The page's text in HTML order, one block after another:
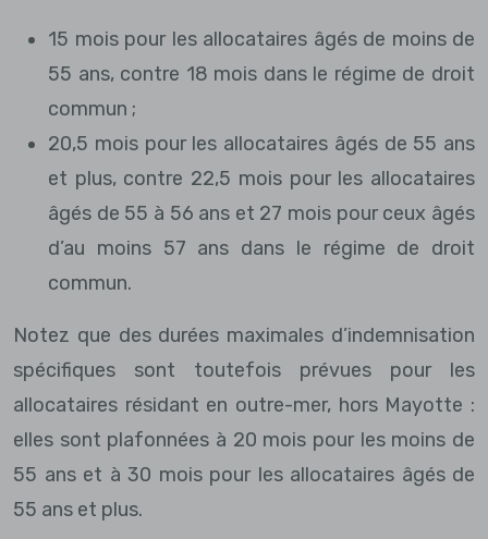
15 mois pour les allocataires âgés de moins de
55 ans, contre 18 mois dans le régime de droit
commun ;
20,5 mois pour les allocataires âgés de 55 ans
et plus, contre 22,5 mois pour les allocataires
âgés de 55 à 56 ans et 27 mois pour ceux âgés
d’au moins 57 ans dans le régime de droit
commun.
Notez que des durées maximales d’indemnisation
spécifiques sont toutefois prévues pour les
allocataires résidant en outre-mer, hors Mayotte :
elles sont plafonnées à 20 mois pour les moins de
55 ans et à 30 mois pour les allocataires âgés de
55 ans et plus.